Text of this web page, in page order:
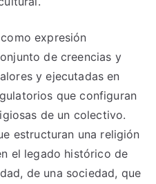
expresión
de creencias y
y ejecutadas en
que configuran
de un colectivo.
estructuran una religión
el legado histórico de
de una sociedad, que